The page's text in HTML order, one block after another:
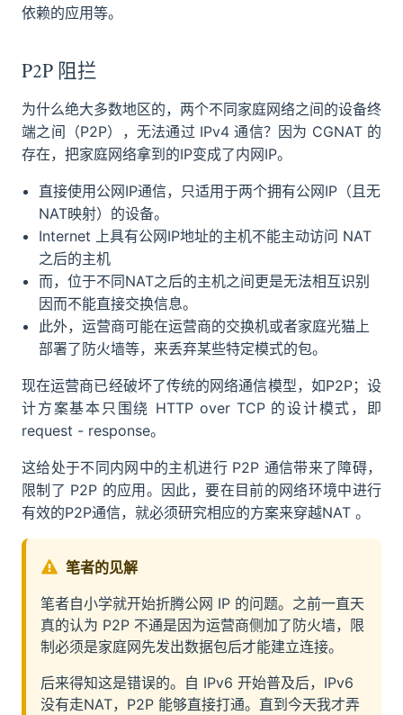
依赖的应用等。
P2P 阻拦
为什么绝大多数地区的，两个不同家庭网络之间的设备终
端之间（P2P），无法通过 IPv4 通信？因为 CGNAT 的
存在，把家庭网络拿到的IP变成了内网IP。
直接使用公网IP通信，只适用于两个拥有公网IP（且无
NAT映射）的设备。
Internet 上具有公网IP地址的主机不能主动访问 NAT
之后的主机
而，位于不同NAT之后的主机之间更是无法相互识别
因而不能直接交换信息。
此外，运营商可能在运营商的交换机或者家庭光猫上
部署了防火墙等，来丢弃某些特定模式的包。
现在运营商已经破坏了传统的网络通信模型，如P2P；设
计方案基本只围绕 HTTP over TCP 的设计模式，即
request - response。
这给处于不同内网中的主机进行 P2P 通信带来了障碍，
限制了 P2P 的应用。因此，要在目前的网络环境中进行
有效的P2P通信，就必须研究相应的方案来穿越NAT 。
笔者的见解
笔者自小学就开始折腾公网 IP 的问题。之前一直天
真的认为 P2P 不通是因为运营商侧加了防火墙，限
制必须是家庭网先发出数据包后才能建立连接。
后来得知这是错误的。自 IPv6 开始普及后，IPv6
没有走NAT，P2P 能够直接打通。直到今天我才弄